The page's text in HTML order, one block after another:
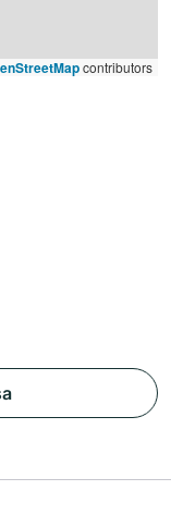
contributors